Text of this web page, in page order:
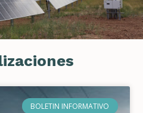
BOLETIN INFORMATIVO